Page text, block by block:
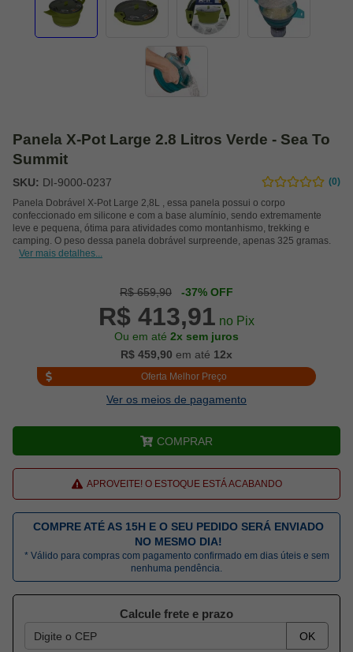
Panela X-Pot Large 2.8 Litros Verde - Sea To
Summit
SKU: DI-9000-0237
(0)
Panela Dobrável X-Pot Large 2,8L , essa panela possui o corpo
confeccionado em silicone e com a base alumínio, sendo extremamente
leve e pequena, ótima para atividades como montanhismo, trekking e
camping. O peso dessa panela dobrável surpreende, apenas 325 gramas.
Ver mais detalhes...
R$ 659,90 -37% OFF
R$ 413,91 no Pix
Ou em até 2x sem juros
R$ 459,90 em até 12x
Oferta Melhor Preço
Ver os meios de pagamento
COMPRAR
APROVEITE! O ESTOQUE ESTÁ ACABANDO
COMPRE ATÉ AS 15H E O SEU PEDIDO SERÁ ENVIADO
NO MESMO DIA!
* Válido para compras com pagamento confirmado em dias úteis e sem
nenhuma pendência.
Calcule frete e prazo
OK